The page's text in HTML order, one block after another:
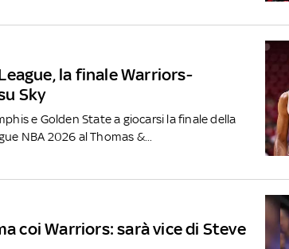
la finale Warriors-
Sky
e Golden State a giocarsi la finale della
NBA 2026 al Thomas &...
coi Warriors: sarà vice di Steve